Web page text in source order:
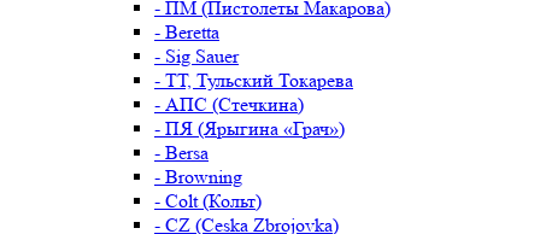
- ПМ (Пистолеты Макарова)
- Beretta
- Sig Sauer
- ТТ, Тульский Токарева
- АПС (Стечкина)
- ПЯ (Ярыгина «Грач»)
- Bersa
- Browning
- Colt (Кольт)
- CZ (Ceska Zbrojovka)